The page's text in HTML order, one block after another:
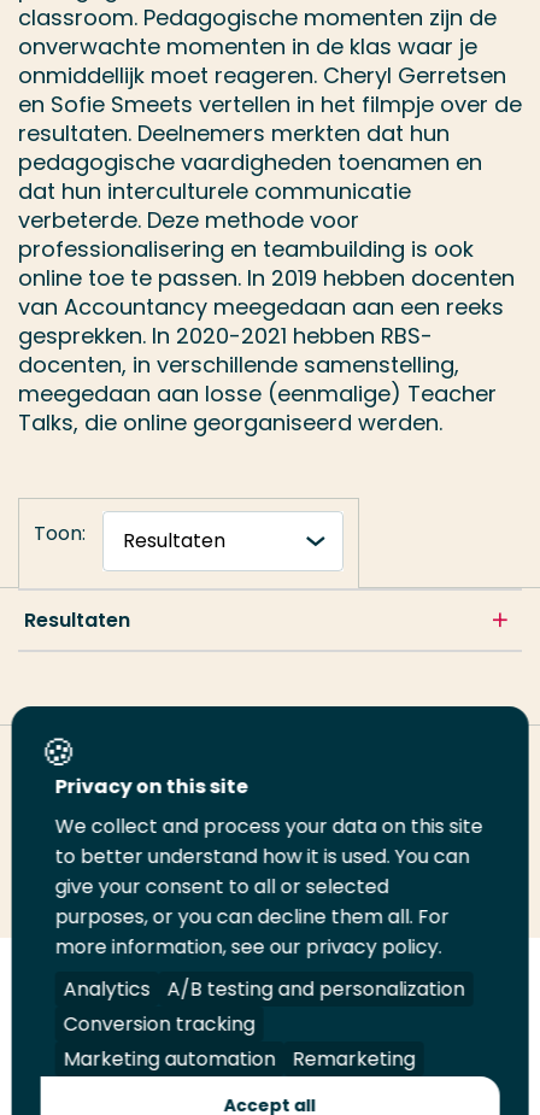
classroom. Pedagogische momenten zijn de
onverwachte momenten in de klas waar je
onmiddellijk moet reageren. Cheryl Gerretsen
en Sofie Smeets vertellen in het filmpje over de
resultaten. Deelnemers merkten dat hun
pedagogische vaardigheden toenamen en
dat hun interculturele communicatie
verbeterde. Deze methode voor
professionalisering en teambuilding is ook
online toe te passen. In 2019 hebben docenten
van Accountancy meegedaan aan een reeks
gesprekken. In 2020-2021 hebben RBS-
docenten, in verschillende samenstelling,
meegedaan aan losse (eenmalige) Teacher
Talks, die online georganiseerd werden.
Toon:
Resultaten
Deel deze pagina
Deel
LinkedIn
Deel
op
Twitter
Deel
op
Facebook
Email
deze
pagina
Print
deze
pagina
Volg
ons
op
LinkedIn
Volg
ons
op
Facebook
Volg
ons
op
YouTube
Volg
ons
op
Instagram
Juridisch Security A-Z Index
Contact
Privacy on this site
We collect and process your data on this site
to better understand how it is used. You can
give your consent to all or selected
purposes, or you can decline them all. For
more information, see our privacy policy.
Analytics
A/B testing and personalization
Conversion tracking
Marketing automation
Remarketing
Accept all